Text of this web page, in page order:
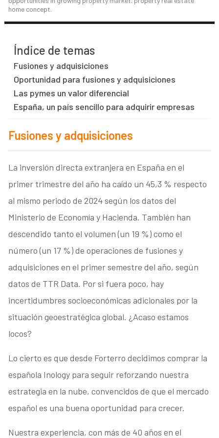
home concept.
Índice de temas
Fusiones y adquisiciones
Oportunidad para fusiones y adquisiciones
Las pymes un valor diferencial
España, un país sencillo para adquirir empresas
Fusiones y adquisiciones
La inversión directa extranjera en España en el
primer trimestre del año ha caído un 45,3 % respecto
al mismo periodo de 2024 según los datos del
Ministerio de Economía y Hacienda. También han
descendido tanto el volumen (un 19 %) como el
número (un 17 %) de operaciones de fusiones y
adquisiciones en el primer semestre del año, según
datos de TTR Data. Por si fuera poco, hay
incertidumbres socioeconómicas adicionales por la
situación geoestratégica global. ¿Acaso estamos
locos?
Lo cierto es que desde Forterro decidimos comprar la
española Inology para seguir reforzando nuestra
estrategia en la nube, convencidos de que el mercado
español es una buena oportunidad para crecer.
Nuestra experiencia, con más de 40 años en el